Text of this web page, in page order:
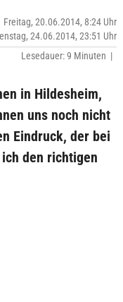
Freitag, 20.06.2014, 8:24 Uhr
24.06.2014, 23:51 Uhr
Lesedauer: 9 Minuten |
in Hildesheim,
uns noch nicht
Eindruck, der bei
den richtigen